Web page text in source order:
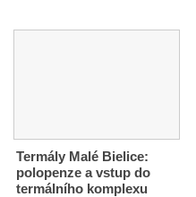
Termály Malé Bielice:
polopenze a vstup do
termálního komplexu